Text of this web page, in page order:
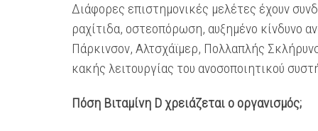
Διάφορες επιστημονικές μελέτες έχουν
ραχίτιδα, οστεοπόρωση, αυξημένο κίνδυνο
Πάρκινσον, Αλτσχάϊμερ, Πολλαπλής
κακής λειτουργίας του ανοσοποιητικού
Πόση Βιταμίνη D χρειάζεται ο οργανισμός;